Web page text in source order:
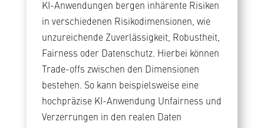
KI-Anwendungen bergen inhärente Risiken
in verschiedenen Risikodimensionen, wie
unzureichende Zuverlässigkeit, Robustheit,
Fairness oder Datenschutz. Hierbei können
Trade-offs zwischen den Dimensionen
bestehen. So kann beispielsweise eine
hochpräzise KI-Anwendung Unfairness und
Verzerrungen in den realen Daten